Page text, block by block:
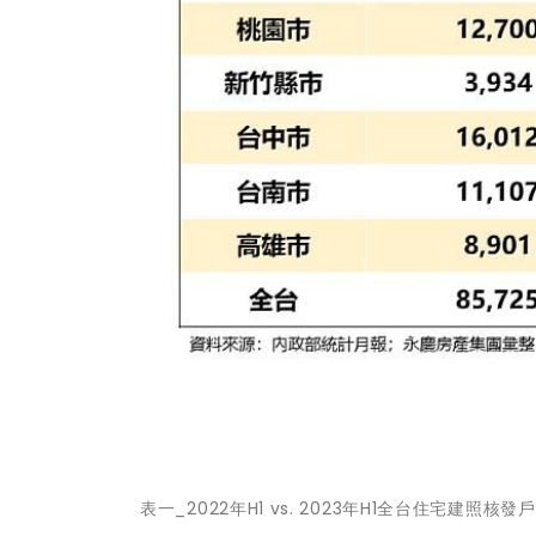
表一_2022年H1 vs. 2023年H1全台住宅建照核發